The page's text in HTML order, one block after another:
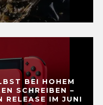
BEI HOHEM
SCHREIBEN –
RELEASE IM JUNI